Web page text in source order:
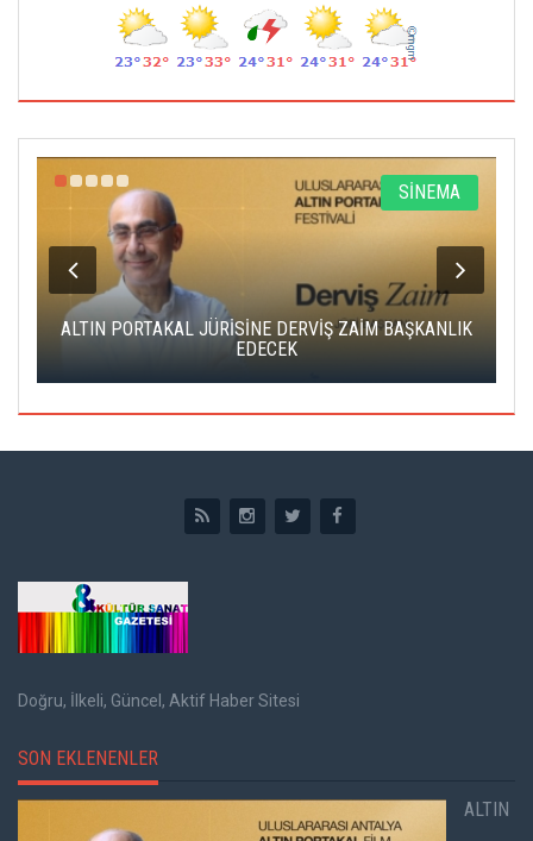
SİNEMA
ALTIN PORTAKAL JÜRİSİNE DERVİŞ ZAİM BAŞKANLIK
EDECEK
Doğru, İlkeli, Güncel, Aktif Haber Sitesi
SON EKLENENLER
ALTIN